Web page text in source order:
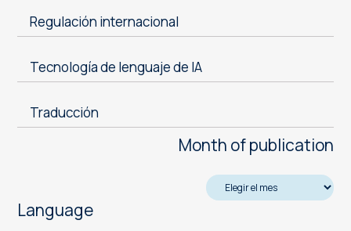
Regulación internacional
Tecnología de lenguaje de IA
Traducción
Month of publication
Language